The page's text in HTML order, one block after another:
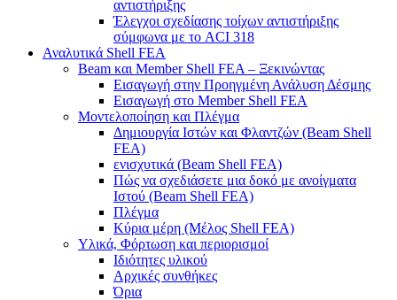
αντιστήριξης
Έλεγχοι σχεδίασης τοίχων αντιστήριξης
σύμφωνα με το ACI 318
Αναλυτικά Shell FEA
Beam και Member Shell FEA – Ξεκινώντας
Εισαγωγή στην Προηγμένη Ανάλυση Δέσμης
Εισαγωγή στο Member Shell FEA
Μοντελοποίηση και Πλέγμα
Δημιουργία Ιστών και Φλαντζών (Beam Shell
FEA)
ενισχυτικά (Beam Shell FEA)
Πώς να σχεδιάσετε μια δοκό με ανοίγματα
Ιστού (Beam Shell FEA)
Πλέγμα
Κύρια μέρη (Μέλος Shell FEA)
Υλικά, Φόρτωση και περιορισμοί
Ιδιότητες υλικού
Αρχικές συνθήκες
Όρια